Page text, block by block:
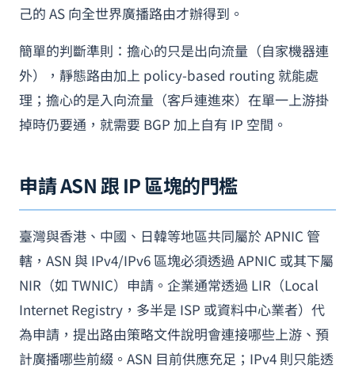
己的 AS 向全世界廣播路由才辦得到。
簡單的判斷準則：擔心的只是出向流量（自家機器連
外），靜態路由加上 policy-based routing 就能處
理；擔心的是入向流量（客戶連進來）在單一上游掛
掉時仍要通，就需要 BGP 加上自有 IP 空間。
申請 ASN 跟 IP 區塊的門檻
臺灣與香港、中國、日韓等地區共同屬於 APNIC 管
轄，ASN 與 IPv4/IPv6 區塊必須透過 APNIC 或其下屬
NIR（如 TWNIC）申請。企業通常透過 LIR（Local
Internet Registry，多半是 ISP 或資料中心業者）代
為申請，提出路由策略文件說明會連接哪些上游、預
計廣播哪些前綴。ASN 目前供應充足；IPv4 則只能透